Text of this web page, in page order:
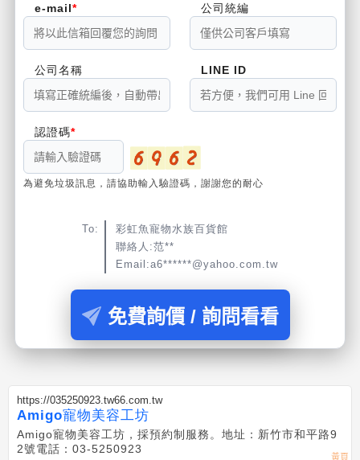
e-mail 公司統編
公司名稱 LINE ID
認證碼
為避免垃圾訊息，請協助輸入驗證碼，謝謝您的耐心
To:
彩虹魚寵物水族百貨館
聯絡人:范**
Email:a6******@yahoo.com.tw
免費詢價 / 詢問看看
https://035250923.tw66.com.tw
Amigo寵物美容工坊
Amigo寵物美容工坊，採預約制服務。地址：新竹市和平路9
2號電話：03-5250923